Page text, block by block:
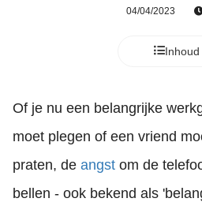
04/04/2023
Inhoud
Of je nu een belangrijke
moet plegen of een vriend
praten, de angst om de
bellen - ook bekend als